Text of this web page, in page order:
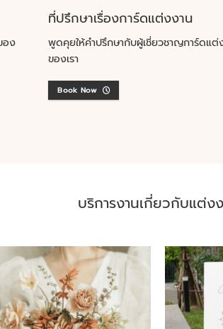
อง
ที่ปรึกษาเรื่องการ์ดแต่งงาน
พูดคุยให้คำปรึกษากับผู้เชี่ยวชาญการ์ดแต่
ของเรา
Book Now
บริการงานเกี่ยวกับแต่ง